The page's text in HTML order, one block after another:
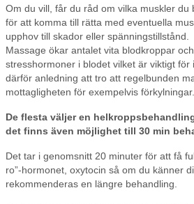
Om du vill, får du råd om vilka muskler du
för att komma till rätta med eventuella
upphov till skador eller spänningstillstånd.
Massage ökar antalet vita blodkroppar
stresshormoner i blodet vilket är viktigt
därför anledning att tro att regelbunden
mottagligheten för exempelvis förkylningar.
De flesta väljer en
det finns även möjlighet till 30 min
Det tar i genomsnitt 20 minuter för att få
ro”-hormonet, oxytocin så om du känner
rekommenderas en längre behandling.